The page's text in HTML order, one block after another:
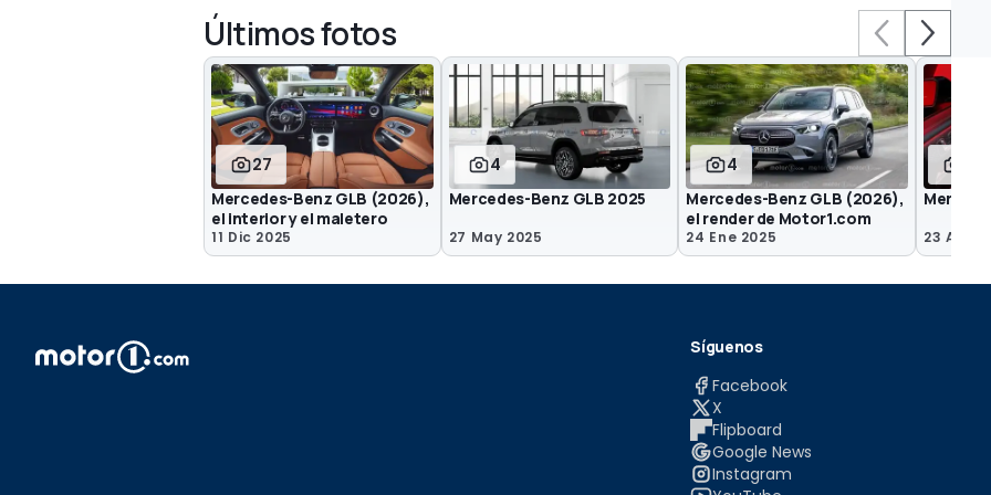
Últimos fotos
27
Mercedes-Benz GLB (2026),
el interior y el maletero
11 Dic 2025
4
Mercedes-Benz GLB 2025
27 May 2025
4
Mercedes-Benz GLB (2026),
el render de Motor1.com
24 Ene 2025 23 Ago
Síguenos
Facebook
X
Flipboard
Google News
Instagram